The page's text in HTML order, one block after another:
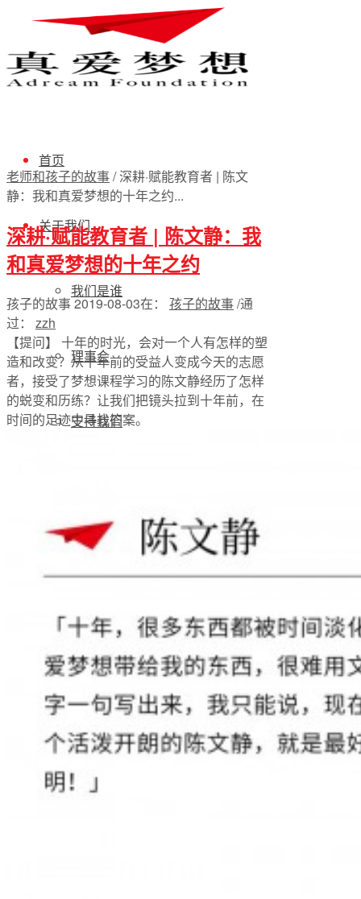
首页
关于我们
我们是谁
理事会
支持我们
公开荣誉
初代追梦人
新闻资讯
年报动态
老师和孩子的故事/深耕·赋能教育者 | 陈文
静：我和真爱梦想的十年之约...
深耕·赋能教育者 | 陈文静：我
和真爱梦想的十年之约
孩子的故事2019-08-03在： 孩子的故事/通
过： zzh
【提问】 十年的时光，会对一个人有怎样的塑
造和改变？从十年前的受益人变成今天的志愿
者，接受了梦想课程学习的陈文静经历了怎样
的蜕变和历练？让我们把镜头拉到十年前，在
时间的足迹中寻找答案。